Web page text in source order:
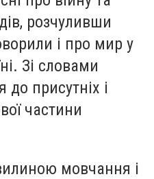
розчуливши
і про мир у
Зі словами
до присутніх і
частини
мовчання і